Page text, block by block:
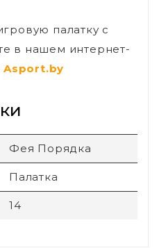
палатку с
в нашем интернет-
Asport.by
Фея Порядка
Палатка
14